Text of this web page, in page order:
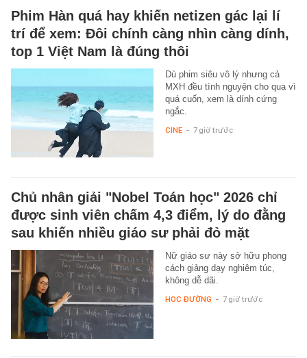
Phim Hàn quá hay khiến netizen gác lại lí
trí để xem: Đôi chính càng nhìn càng dính,
top 1 Việt Nam là đúng thôi
Dù phim siêu vô lý nhưng cả
MXH đều tình nguyện cho qua vì
quá cuốn, xem là dính cứng
ngắc.
CINE - 7 giờ trước
Chủ nhân giải "Nobel Toán học" 2026 chỉ
được sinh viên chấm 4,3 điểm, lý do đằng
sau khiến nhiều giáo sư phải đỏ mặt
Nữ giáo sư này sở hữu phong
cách giảng dạy nghiêm túc,
không dễ dãi.
HỌC ĐƯỜNG - 7 giờ trước